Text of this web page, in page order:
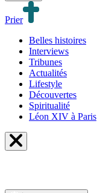
Prier
Belles histoires
Interviews
Tribunes
Actualités
Lifestyle
Découvertes
Spiritualité
Léon XIV à Paris